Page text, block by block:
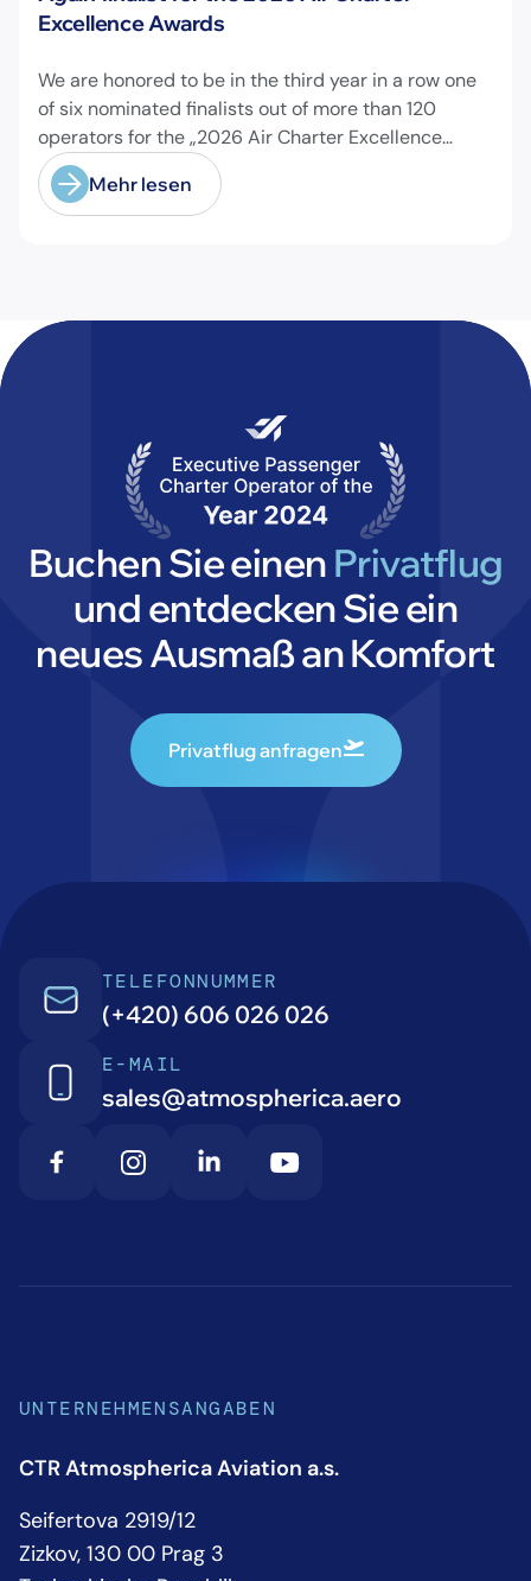
Excellence Awards
We are honored to be in the third year in a row one
of six nominated finalists out of more than 120
operators for the „2026 Air Charter Excellence
Awards“ in the category „Executive Passenger
Charter Operator of the Year (18 seats or less)“!
@theaircharterassociation
Mehr lesen
Buchen Sie einen Privatflug
und entdecken Sie ein
neues Ausmaß an Komfort
Privatflug anfragen
TELEFONNUMMER
(+420) 606 026 026
E-MAIL
sales@atmospherica.aero
UNTERNEHMENSANGABEN
CTR Atmospherica Aviation a.s.
Seifertova 2919/12
Zizkov, 130 00 Prag 3